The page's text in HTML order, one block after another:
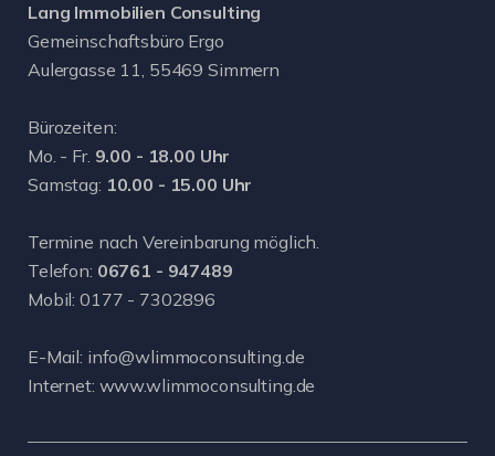
Lang Immobilien Consulting
Gemeinschaftsbüro Ergo
Aulergasse 11, 55469 Simmern
Bürozeiten:
Mo. - Fr. 9.00 - 18.00 Uhr
Samstag: 10.00 - 15.00 Uhr
Termine nach Vereinbarung möglich.
Telefon: 06761 - 947489
Mobil: 0177 - 7302896
E-Mail: info@wlimmoconsulting.de
Internet: www.wlimmoconsulting.de